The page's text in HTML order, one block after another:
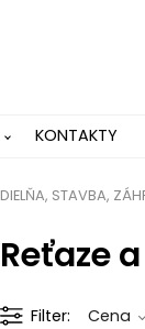
KONTAKTY
DIELŇA, STAVBA,
Reťaze
Filter Cena